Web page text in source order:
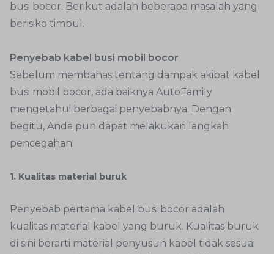
busi bocor. Berikut adalah beberapa masalah yang
berisiko timbul.
Penyebab kabel busi mobil bocor
Sebelum membahas tentang dampak akibat kabel
busi mobil bocor, ada baiknya AutoFamily
mengetahui berbagai penyebabnya. Dengan
begitu, Anda pun dapat melakukan langkah
pencegahan.
1. Kualitas material buruk
Penyebab pertama kabel busi bocor adalah
kualitas material kabel yang buruk. Kualitas buruk
di sini berarti material penyusun kabel tidak sesuai